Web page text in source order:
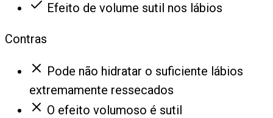
Efeito de volume sutil nos lábios
Contras
Pode não hidratar o suficiente lábios
extremamente ressecados
O efeito volumoso é sutil